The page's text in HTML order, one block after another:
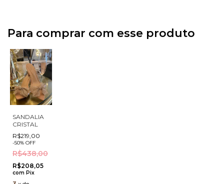
Para comprar com esse produto
SANDALIA
CRISTAL
R$219,00
-50% OFF
R$438,00
R$208,05
com Pix